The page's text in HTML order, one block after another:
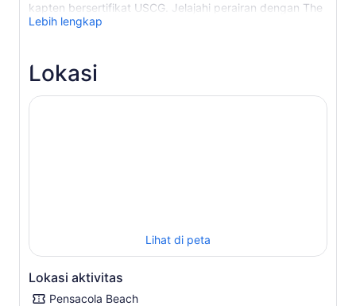
kapten bersertifikat USCG. Jelajahi perairan dengan The
Frisky Mermaid, kapal berukuran 52 kaki yang luas
Frisky Mermaid memiliki dek yang dapat dilalui dengan
tertutup yang menjulang tinggi di atas permukaan air,
menemukan kehidupan laut yang dekat dan jauh. Pelajari
fakta lumba-lumba lainnya.
Duduk dan nikmati sistem musik surround sound di
Lebih lengkap
Lokasi
Lihat di peta
Lokasi aktivitas
Pensacola Beach